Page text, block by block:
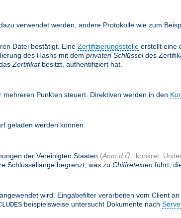
verwendet werden, andere Protokolle wie zum
Datei bestätigt. Eine Zertifizierungsstelle erstellt eine
des Hashs mit dem privaten Schlüsseldes
Zertifikatbesitzt, authentifiziert hat.
Punkten steuert. Direktiven werden in den
geladen werden können.
der Vereinigten Staaten (Anm.d.Ü.: konkret:
Schlüssellänge begrenzt, was zu Chiffretexten führt,
wird. Eingabefilter verarbeiten vom Client
beispielsweise untersucht Dokumente nach